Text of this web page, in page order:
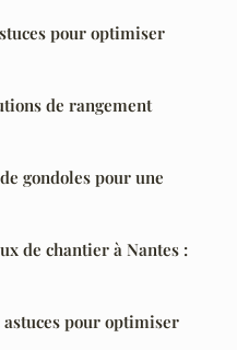
pour optimiser
de rangement
gondoles pour une
de chantier à Nantes :
pour optimiser